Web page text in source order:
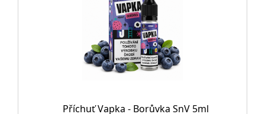
Příchuť Vapka - Borůvka SnV 5ml